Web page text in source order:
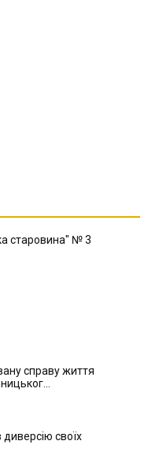
старовина" № 3
справу життя
своїх